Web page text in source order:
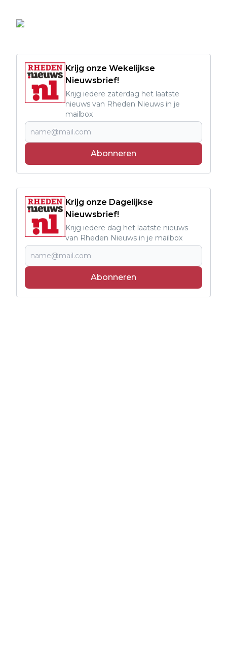
Krijg onze Wekelijkse
Nieuwsbrief!
Krijg iedere zaterdag het laatste
nieuws van Rheden Nieuws in je
mailbox
Abonneren
Krijg onze Dagelijkse
Nieuwsbrief!
Krijg iedere dag het laatste nieuws
van Rheden Nieuws in je mailbox
Abonneren